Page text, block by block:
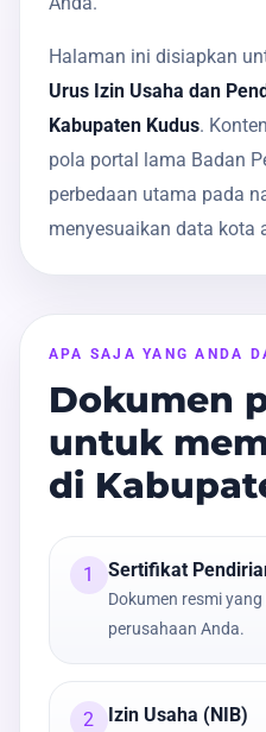
Halaman ini disiapkan
Urus Izin Usaha dan
Kabupaten Kudus.
pola portal lama Badan
perbedaan utama pada
menyesuaikan data kota
APA SAJA YANG ANDA
Dokumen
untuk
di
1 Sertifikat
Dokumen resmi
perusahaan Anda.
2 Izin Usaha (NIB)